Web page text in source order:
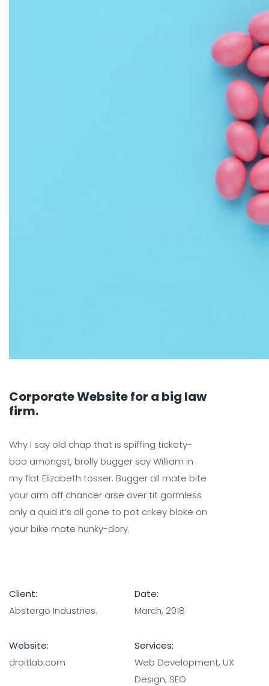
Corporate Website for a big law
firm.
Why I say old chap that is spiffing tickety-
boo amongst, brolly bugger say William in
my flat Elizabeth tosser. Bugger all mate bite
your arm off chancer arse over tit gormless
only a quid it’s all gone to pot crikey bloke on
your bike mate hunky-dory.
Client:
Abstergo Industries.
Date:
March, 2018
Website:
droitlab.com
Services:
Web Development, UX
Design, SEO